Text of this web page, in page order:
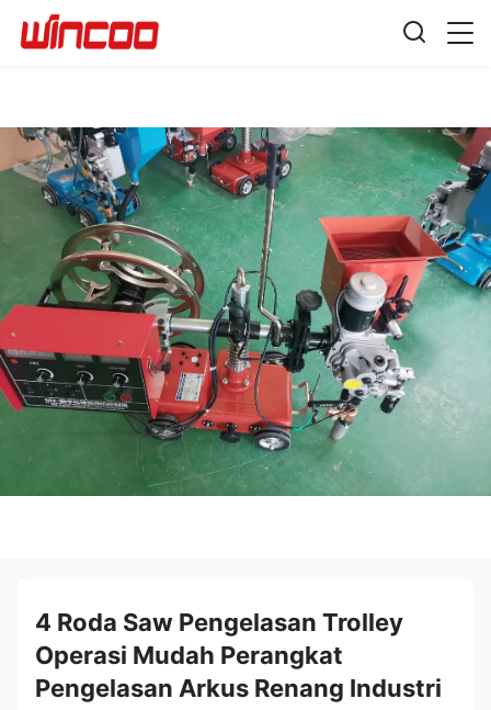
4 Roda Saw Pengelasan Trolley
Operasi Mudah Perangkat
Pengelasan Arkus Renang Industri